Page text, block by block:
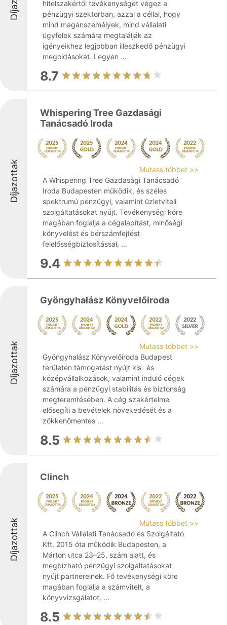
hitelszakértői tevékenységet végez a
pénzügyi szektorban, azzal a céllal, hogy
mind magánszemélyek, mind vállalati
ügyfelek számára megtalálják az
igényeikhez legjobban illeszkedő pénzügyi
megoldásokat. Legyen ...
8.7
Díjazottak
Whispering Tree Gazdasági
Tanácsadó Iroda
Mutass többet >>
A Whispering Tree Gazdasági Tanácsadó
Iroda Budapesten működik, és széles
spektrumú pénzügyi, valamint üzletviteli
szolgáltatásokat nyújt. Tevékenységi köre
magában foglalja a cégalapítást, minőségi
könyvelést és bérszámfejtést
felelősségbiztosítással, ...
9.4
Díjazottak
Gyöngyhalász Könyvelőiroda
Mutass többet >>
Gyöngyhalász Könyvelőiroda Budapest
területén támogatást nyújt kis- és
középvállalkozások, valamint induló cégek
számára a pénzügyi stabilitás és biztonság
megteremtésében. A cég szakértelme
elősegíti a bevételek növekedését és a
zökkenőmentes ...
8.5
Díjazottak
Clinch
Mutass többet >>
A Clinch Vállalati Tanácsadó és Szolgáltató
Kft. 2015 óta működik Budapesten, a
Márton utca 23–25. szám alatt, és
megbízható pénzügyi szolgáltatásokat
nyújt partnereinek. Fő tevékenységi köre
magában foglalja a számvitelt, a
könyvvizsgálatot, ...
8.5